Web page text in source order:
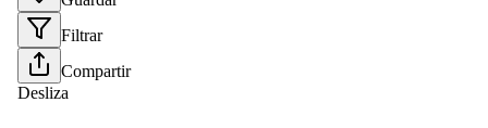
Filtrar
Compartir
Desliza